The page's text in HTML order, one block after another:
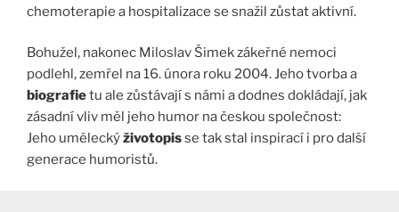
chemoterapie a hospitalizace se snažil zůstat aktivní.
Bohužel, nakonec Miloslav Šimek zákeřné nemoci
podlehl, zemřel na 16. února roku 2004. Jeho tvorba a
biografietu ale zůstávají s námi a dodnes dokládají, jak
zásadní vliv měl jeho humor na českou společnost:
Jeho uměleckýživotopisse tak stal inspirací i pro další
generace humoristů.